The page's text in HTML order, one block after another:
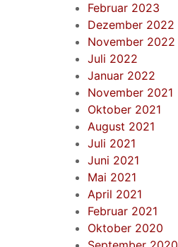
Februar 2023
Dezember 2022
November 2022
Juli 2022
Januar 2022
November 2021
Oktober 2021
August 2021
Juli 2021
Juni 2021
Mai 2021
April 2021
Februar 2021
Oktober 2020